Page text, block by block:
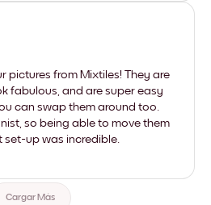
pictures from Mixtiles! They are
fabulous, and are super easy
can swap them around too.
so being able to move them
up was incredible.
Cargar Más